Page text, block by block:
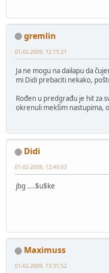
gremlin
01-02-2009, 12:15:21
Ja ne mogu na dailapu da
mi Didi prebaciti nekako,
Rođen u predgrađu je hit za
okrenuli mekšim nastupima,
Didi
01-02-2009, 12:49:03
jbg ....$u$ke
Maximuss
01-02-2009, 13:31:52